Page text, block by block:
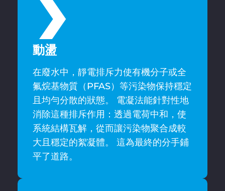
動盪
在廢水中，靜電排斥力使有機分子或全
氟烷基物質（PFAS）等污染物保持穩定
且均勻分散的狀態。 電凝法能針對性地
消除這種排斥作用：透過電荷中和，使
系統結構瓦解，從而讓污染物聚合成較
大且穩定的絮凝體。 這為最終的分手鋪
平了道路。